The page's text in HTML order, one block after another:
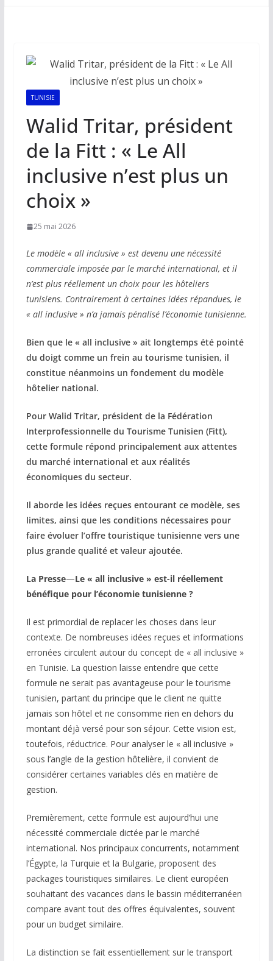
TUNISIE
Walid Tritar, président
de la Fitt : « Le All
inclusive n’est plus un
choix »
25 mai 2026
Le modèle « all inclusive » est devenu une nécessité
commerciale imposée par le marché international, et il
n’est plus réellement un choix pour les hôteliers
tunisiens. Contrairement à certaines idées répandues, le
« all inclusive » n’a jamais pénalisé l’économie tunisienne.
Bien que le « all inclusive » ait longtemps été pointé
du doigt comme un frein au tourisme tunisien, il
constitue néanmoins un fondement du modèle
hôtelier national.
Pour Walid Tritar, président de la Fédération
Interprofessionnelle du Tourisme Tunisien (Fitt),
cette formule répond principalement aux attentes
du marché international et aux réalités
économiques du secteur.
Il aborde les idées reçues entourant ce modèle, ses
limites, ainsi que les conditions nécessaires pour
faire évoluer l’offre touristique tunisienne vers une
plus grande qualité et valeur ajoutée.
La Presse—Le « all inclusive » est-il réellement
bénéfique pour l’économie tunisienne ?
Il est primordial de replacer les choses dans leur
contexte. De nombreuses idées reçues et informations
erronées circulent autour du concept de « all inclusive »
en Tunisie. La question laisse entendre que cette
formule ne serait pas avantageuse pour le tourisme
tunisien, partant du principe que le client ne quitte
jamais son hôtel et ne consomme rien en dehors du
montant déjà versé pour son séjour. Cette vision est,
toutefois, réductrice. Pour analyser le « all inclusive »
sous l’angle de la gestion hôtelière, il convient de
considérer certaines variables clés en matière de
gestion.
Premièrement, cette formule est aujourd’hui une
nécessité commerciale dictée par le marché
international. Nos principaux concurrents, notamment
l’Égypte, la Turquie et la Bulgarie, proposent des
packages touristiques similaires. Le client européen
souhaitant des vacances dans le bassin méditerranéen
compare avant tout des offres équivalentes, souvent
pour un budget similaire.
La distinction se fait essentiellement sur le transport